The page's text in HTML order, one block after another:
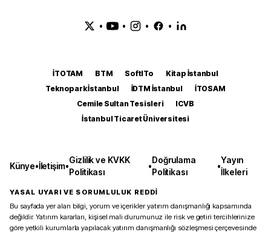
• • • •
İTOTAM BTM SoftITo
Kitap İstanbul
Teknopark İstanbul
İDTM İstanbul
İTOSAM
Cemile Sultan Tesisleri
ICVB
İstanbul Ticaret Üniversitesi
Künye•İletişim•
Gizlilik ve KVKK
Politikası
•
Doğrulama
Politikası
•
Yayın
İlkeleri
YASAL UYARI VE SORUMLULUK REDDİ
Bu sayfada yer alan bilgi, yorum ve içerikler yatırım danışmanlığı kapsamında
değildir. Yatırım kararları, kişisel mali durumunuz ile risk ve getiri tercihlerinize
göre yetkili kurumlarla yapılacak yatırım danışmanlığı sözleşmesi çerçevesinde